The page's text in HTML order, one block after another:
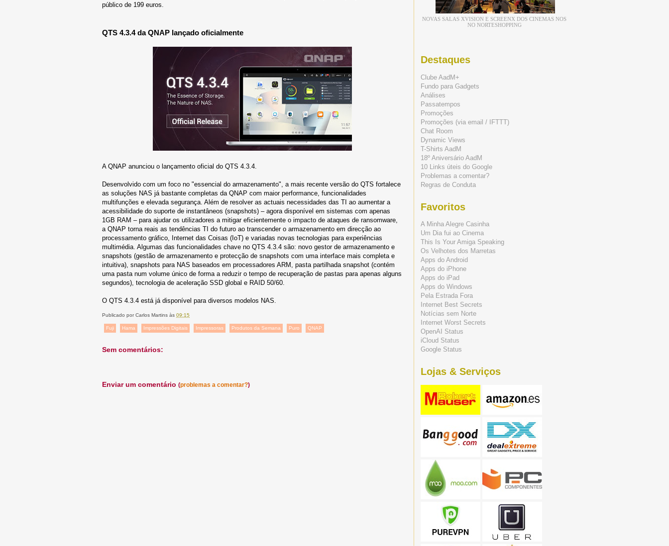
público de 199 euros.
QTS 4.3.4 da QNAP lançado oficialmente
A QNAP anunciou o lançamento oficial do QTS 4.3.4.
Desenvolvido com um foco no "essencial do armazenamento", a mais recente versão do QTS fortalece
as soluções NAS já bastante completas da QNAP com maior performance, funcionalidades
multifunções e elevada segurança. Além de resolver as actuais necessidades das TI ao aumentar a
acessibilidade do suporte de instantâneos (snapshots) – agora disponível em sistemas com apenas
1GB RAM – para ajudar os utilizadores a mitigar eficientemente o impacto de ataques de ransomware,
a QNAP torna reais as tendências TI do futuro ao transcender o armazenamento em direcção ao
processamento gráfico, Internet das Coisas (IoT) e variadas novas tecnologias para experiências
multimédia. Algumas das funcionalidades chave no QTS 4.3.4 são: novo gestor de armazenamento e
snapshots (gestão de armazenamento e protecção de snapshots com uma interface mais completa e
intuitiva), snapshots para NAS baseados em processadores ARM, pasta partilhada snapshot (contém
uma pasta num volume único de forma a reduzir o tempo de recuperação de pastas para apenas alguns
segundos), tecnologia de aceleração SSD global e RAID 50/60.
O QTS 4.3.4 está já disponível para diversos modelos NAS.
Publicado porCarlos Martins às 09:15
Fuji Hama Impressões Digitais Impressoras Produtos da Semana Puro QNAP
Sem comentários:
Enviar um comentário (problemas a comentar?)
NOVAS SALAS XVISION E SCREENX DOS CINEMAS NOS
NO NORTESHOPPING
Destaques
Clube AadM+
Fundo para Gadgets
Análises
Passatempos
Promoções
Promoções (via email / IFTTT)
Chat Room
Dynamic Views
T-Shirts AadM
18º Aniversário AadM
10 Links úteis do Google
Problemas a comentar?
Regras de Conduta
Favoritos
A Minha Alegre Casinha
Um Dia fui ao Cinema
This Is Your Amiga Speaking
Os Velhotes dos Marretas
Apps do Android
Apps do iPhone
Apps do iPad
Apps do Windows
Pela Estrada Fora
Internet Best Secrets
Notícias sem Norte
Internet Worst Secrets
OpenAI Status
iCloud Status
Google Status
Lojas & Serviços